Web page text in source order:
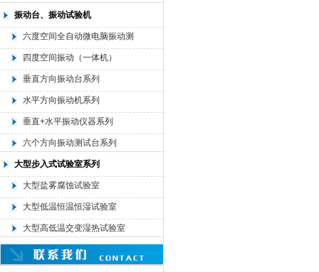
振动台、振动试验机
六度空间全自动微电脑振动测
试机
四度空间振动（一体机）
垂直方向振动台系列
水平方向振动机系列
垂直+水平振动仪器系列
六个方向振动测试台系列
大型步入式试验室系列
大型盐雾腐蚀试验室
大型低温恒温恒湿试验室
大型高低温交变湿热试验室